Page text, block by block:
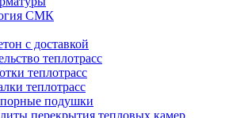
СМК
с доставкой
теплотрасс
теплотрасс
теплотрасс
подушки
перекрытия тепловых камер